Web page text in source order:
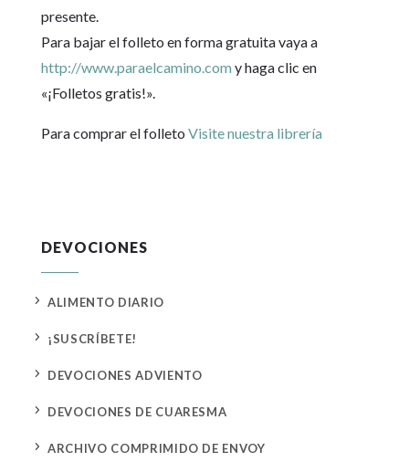
presente.
Para bajar el folleto en forma gratuita vaya a
http://www.paraelcamino.com y haga clic en
«¡Folletos gratis!».
Para comprar el folleto Visite nuestra librería
DEVOCIONES
5 ALIMENTO DIARIO
5 ¡SUSCRÍBETE!
5 DEVOCIONES ADVIENTO
5 DEVOCIONES DE CUARESMA
5 ARCHIVO COMPRIMIDO DE ENVOY